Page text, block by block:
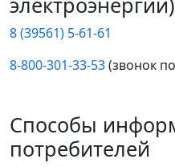
8 (39561) 5-61-61
8-800-301-33-53(звонок
Способы
потребителей